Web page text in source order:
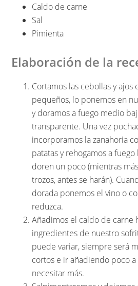
Caldo de carne
Sal
Pimienta
Elaboración de la
Cortamos las cebollas y ajos
pequeños, lo ponemos en
y doramos a fuego medio
transparente. Una vez
incorporamos la zanahoria
patatas y rehogamos a
doren un poco (mientras
trozos, antes se harán).
dorada ponemos el vino o
reduzca.
Añadimos el caldo de carne
ingredientes de nuestro
puede variar, siempre será
cortos e ir añadiendo poco
necesitar más.